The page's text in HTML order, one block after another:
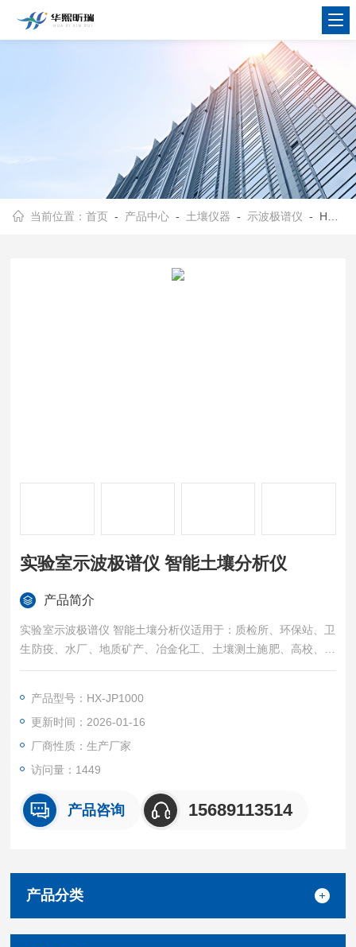
当前位置：首页 - 产品中心 - 土壤仪器 - 示波极谱仪 - HX-JP1000实验室示波极谱仪 智能土壤分析仪
实验室示波极谱仪 智能土壤分析仪
产品简介
实验室示波极谱仪 智能土壤分析仪适用于：质检所、环保站、卫
生防疫、水厂、地质矿产、冶金化工、土壤测土施肥、高校、科
研院所的教学及科研，可以检测Pb、Cu、Zn、Fe、Cd、Mn、A
基酸、糖精钠、防腐剂等百种有机物，可以测定食品、饮用水、
化妆品、土壤、矿物、草药、饲料及其生物材料等样品。
产品型号：HX-JP1000
更新时间：2026-01-16
厂商性质：生产厂家
访问量：1449
产品咨询 15689113514
产品分类